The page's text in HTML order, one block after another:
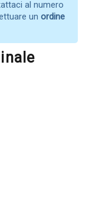
al numero
un ordine